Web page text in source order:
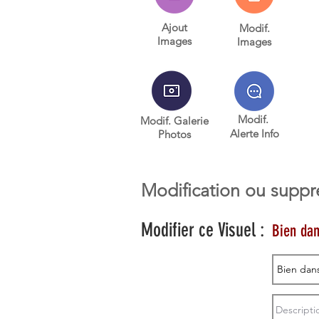
Ajout
Images
Modif.
Images
Modif. Galerie
Photos
Modif.
Alerte Info
Modification ou
Modifier ce Visuel : Bien